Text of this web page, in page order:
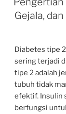
Gejala,
Diabetes tipe
sering terjadi
tipe 2 adalah
tubuh tidak
efektif. Insulin
berfungsi